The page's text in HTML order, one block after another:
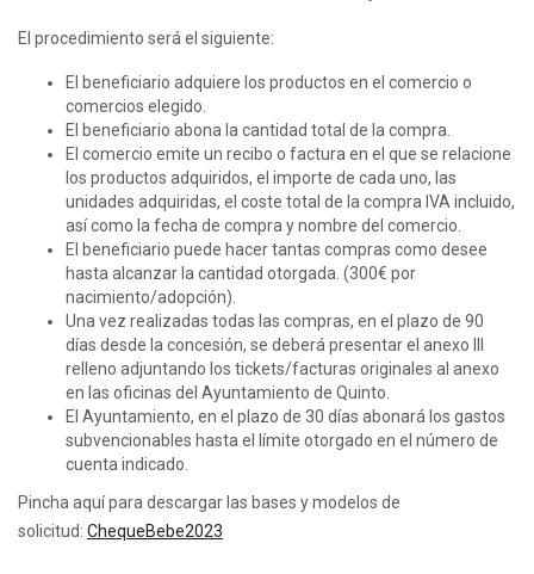
El procedimiento será el siguiente:
El beneficiario adquiere los productos en el comercio o
comercios elegido.
El beneficiario abona la cantidad total de la compra.
El comercio emite un recibo o factura en el que se relacione
los productos adquiridos, el importe de cada uno, las
unidades adquiridas, el coste total de la compra IVA incluido,
así como la fecha de compra y nombre del comercio.
El beneficiario puede hacer tantas compras como desee
hasta alcanzar la cantidad otorgada. (300€ por
nacimiento/adopción).
Una vez realizadas todas las compras, en el plazo de 90
días desde la concesión, se deberá presentar el anexo III
relleno adjuntando los tickets/facturas originales al anexo
en las oficinas del Ayuntamiento de Quinto.
El Ayuntamiento, en el plazo de 30 días abonará los gastos
subvencionables hasta el límite otorgado en el número de
cuenta indicado.
Pincha aquí para descargar las bases y modelos de
solicitud: ChequeBebe2023